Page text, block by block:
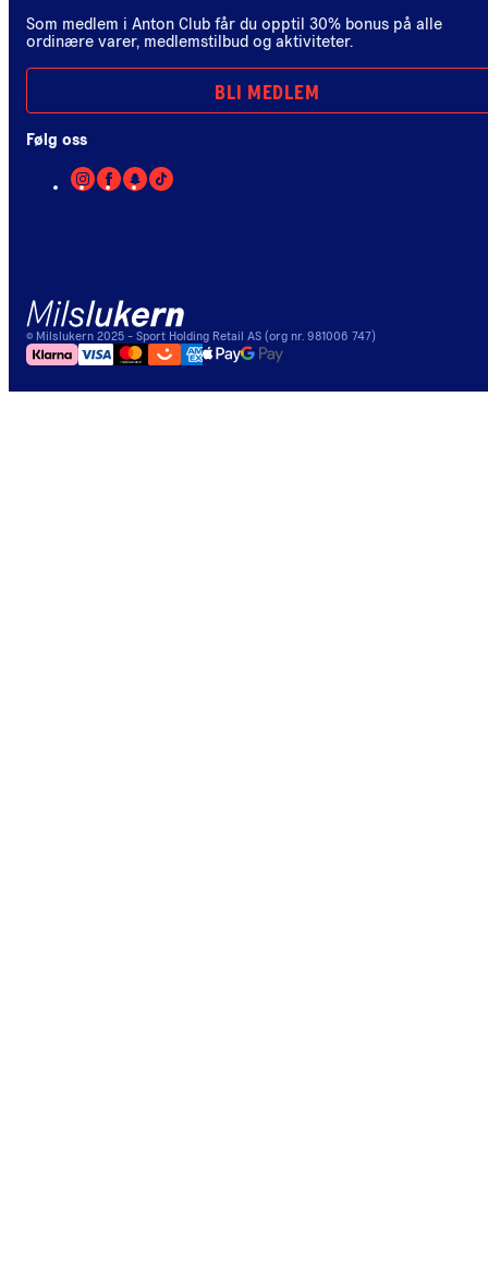
Som medlem i Anton Club får du opptil 30% bonus på alle
ordinære varer, medlemstilbud og aktiviteter.
BLI MEDLEM
Følg oss
© Milslukern 2025 - Sport Holding Retail AS (org nr. 981006 747)